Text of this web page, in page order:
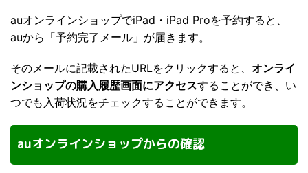
auオンラインショップでiPad・iPad Proを予約すると、
auから「予約完了メール」が届きます。
そのメールに記載されたURLをクリックすると、 オンライ
ンショップの購入履歴画面にアクセスすることができ、い
つでも入荷状況をチェックすることができます。
auオンラインショップからの確認